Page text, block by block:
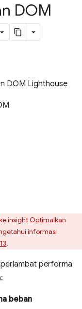
DOM
DOM Lighthouse
insightOptimalkan
informasi
.
performa
beban